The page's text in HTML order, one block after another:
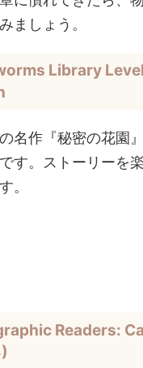
ましょう。
Library
名作『秘密の花園
す。ストーリーを
。
Readers: